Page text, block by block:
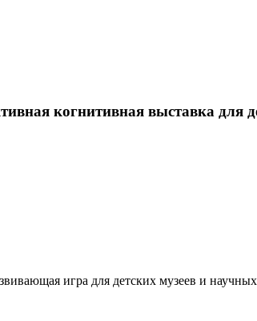
когнитивная выставка для
игра для детских музеев и